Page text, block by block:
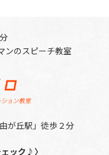
ンのスピーチ教室
が丘駅」徒歩２分
ック♪〉